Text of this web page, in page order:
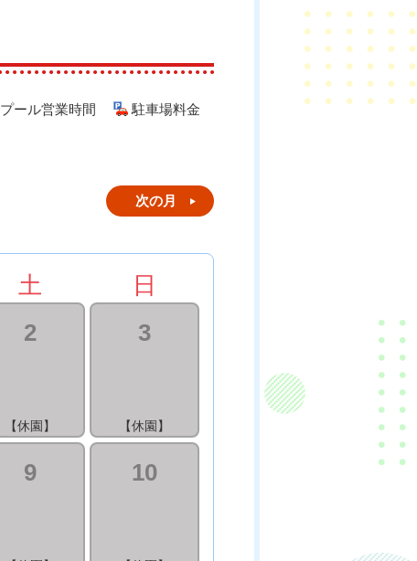
プール営業時間 駐車場料金
次の月
土
日
2
【休園】
3
【休園】
9 10